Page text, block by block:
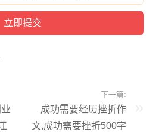
下一篇:
成功需要经历挫折作
文,成功需要挫折500字